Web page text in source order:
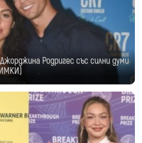
Родригес със силни думи